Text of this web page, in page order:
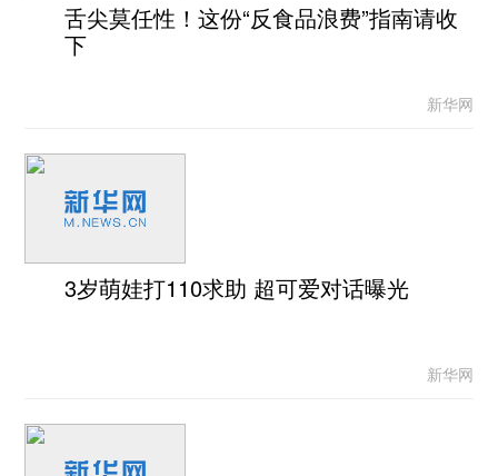
舌尖莫任性！这份“反食品浪费”指南请收
下
新华网
3岁萌娃打110求助 超可爱对话曝光
新华网